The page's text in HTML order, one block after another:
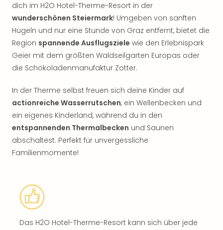
dich im H2O Hotel-Therme-Resort in der
wunderschönen Steiermark! Umgeben von sanften
Hügeln und nur eine Stunde von Graz entfernt, bietet die
Region spannende Ausflugsziele wie den Erlebnispark
Geier mit dem größten Waldseilgarten Europas oder
die Schokoladenmanufaktur Zotter.
In der Therme selbst freuen sich deine Kinder auf
actionreiche Wasserrutschen, ein Wellenbecken und
ein eigenes Kinderland, während du in den
entspannenden Thermalbecken und Saunen
abschaltest. Perfekt für unvergessliche
Familienmomente!
Das H2O Hotel-Therme-Resort kann sich über jede